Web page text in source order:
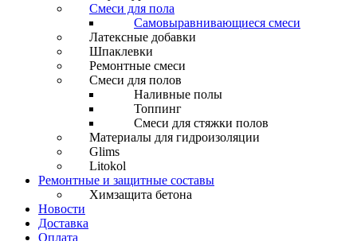
Смеси для пола
Самовыравнивающиеся смеси
Латексные добавки
Шпаклевки
Ремонтные смеси
Смеси для полов
Наливные полы
Топпинг
Смеси для стяжки полов
Материалы для гидроизоляции
Glims
Litokol
Ремонтные и защитные составы
Химзащита бетона
Новости
Доставка
Оплата